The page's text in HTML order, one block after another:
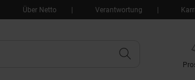
Über Netto Verantwortung